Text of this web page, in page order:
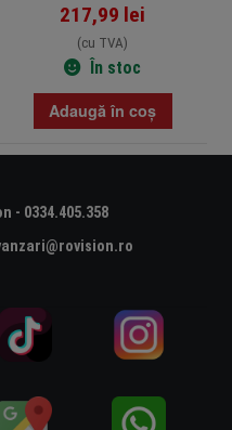
217,99 lei
(cu TVA)
În stoc
Adaugă în coș
- 0334.405.358